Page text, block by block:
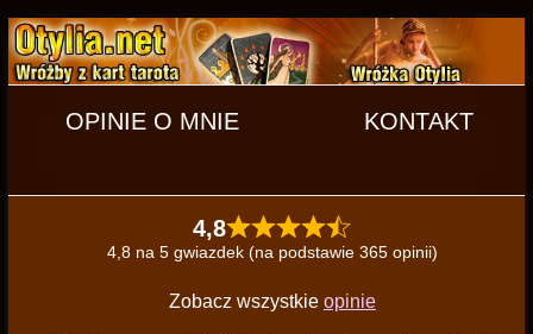
OPINIE O MNIE KONTAKT
4,8
4,8 na 5 gwiazdek (na podstawie 365 opinii)
Zobacz wszystkie opinie